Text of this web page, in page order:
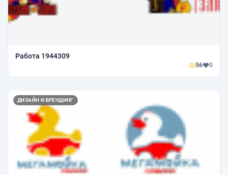
Работа 1944309
56 0
ДИЗАЙН И БРЕНДИНГ